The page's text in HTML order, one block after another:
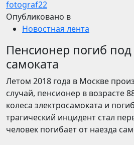
fotograf22
Опубликовано в
Новостная лента
Пенсионер погиб
самоката
Летом 2018 года в Москве
случай, пенсионер в возрасте
колеса электросамоката и
трагический инцидент стал
человек погибает от наезда